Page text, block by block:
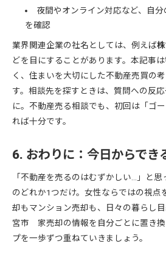
夜間やオンライン対応など、自
を確認
業界関連企業の社名としては、例えば
どを目にすることがあります。本記事
く、住まいを大切にした不動産売買の
す。相談先を探すときは、質問への反
に。不動産売る相談でも、初回は「ゴ
れば十分です。
6. おわりに：今日からでき
「不動産を売るのはむずかしい…」と
のどれか1つだけ。女性ならではの視点
却もマンション売却も、日々の暮らし
宮市 家売却の情報を自分ごとに置き
プを一歩ずつ重ねていきましょう。